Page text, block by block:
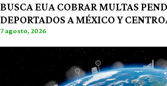
BUSCA EUA COBRAR MULTAS
DEPORTADOS A MÉXICO Y
7 agosto, 2026